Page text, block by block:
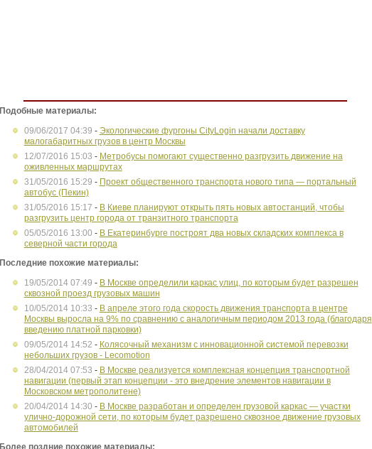
Подобные материалы:
09/06/2017 04:39 - Экологические фургоны CityLogin начали доставку
малогабаритных грузов в центр Москвы
12/07/2016 15:03 - Метробусы помогают существенно разгрузить движение на
оживленных маршрутах
31/05/2016 15:29 - Проект общественного транспорта нового типа — портальный
автобус (Пекин)
31/05/2016 15:17 - В Киеве планируют открыть пять новых автостанций, чтобы
разгрузить центр города от транзитного транспорта
05/05/2016 13:00 - В Екатеринбурге построят два новых складских комплекса в
северной части города
Последние похожие материалы:
19/05/2014 07:49 - В Москве определили каркас улиц, по которым будет разрешен
сквозной проезд грузовых машин
10/05/2014 10:33 - В апреле этого года скорость движения транспорта в центре
Москвы выросла на 9% по сравнению с аналогичным периодом 2013 года (благодаря
введению платной парковки)
09/05/2014 14:52 - Колясочный механизм с инновационной системой перевозки
небольших грузов - Lecomotion
28/04/2014 07:53 - В Москве реализуется комплексная концепция транспортной
навигации (первый этап концепции - это внедрение элементов навигации в
Московском метрополитене)
20/04/2014 14:30 - В Москве разработан и определен грузовой каркас — участки
улично-дорожной сети, по которым будет разрешено сквозное движение грузовых
автомобилей
Более поздние похожие материалы: